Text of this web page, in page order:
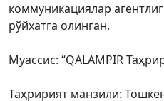
коммуникациялар
рўйхатга олинган.
Муассис: “QALAMPIR
Таҳририят манзили: